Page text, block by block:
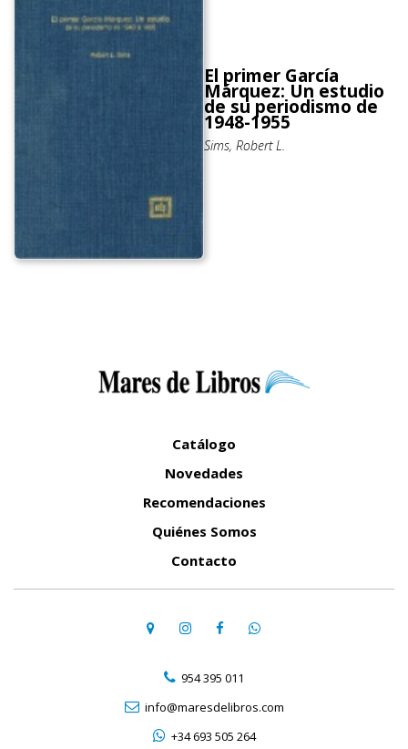
El primer García
Márquez: Un estudio
de su periodismo de
1948-1955
Sims, Robert L.
Catálogo
Novedades
Recomendaciones
Quiénes Somos
Contacto
954 395 011
info@maresdelibros.com
+34 693 505 264